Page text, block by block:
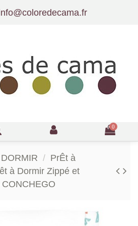
0
PrÊt à
à Dormir Zippé et